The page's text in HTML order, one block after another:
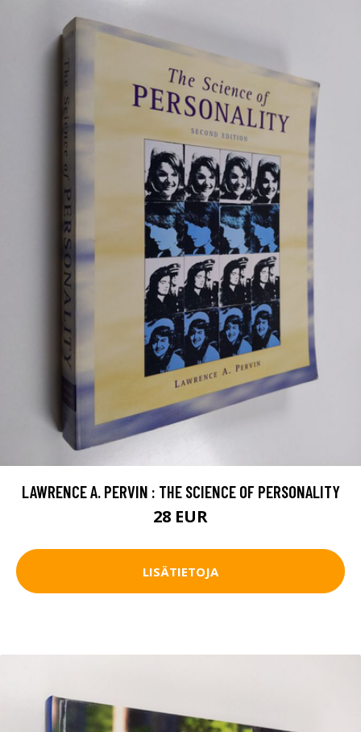
LAWRENCE A. PERVIN : THE SCIENCE OF PERSONALITY
28 EUR
LISÄTIETOJA